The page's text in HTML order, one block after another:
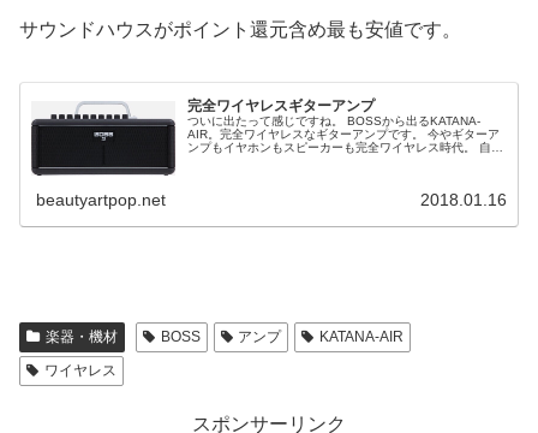
サウンドハウスがポイント還元含め最も安値です。
完全ワイヤレスギターアンプ
ついに出たって感じですね。 BOSSから出るKATANA-
AIR。完全ワイヤレスなギターアンプです。 今やギターア
ンプもイヤホンもスピーカーも完全ワイヤレス時代。 自宅
beautyartpop.net 2018.01.16
楽器・機材 BOSS アンプ
KATANA-AIR
ワイヤレス
スポンサーリンク